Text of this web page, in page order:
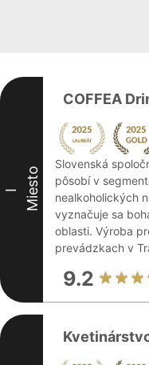
I Miesto
COFFEA
Slovenská
pôsobí v
nealkoholických
vyznačuje sa
oblasti. Výroba
prevádzkach v
9.2